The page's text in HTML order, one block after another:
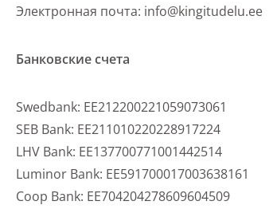
Электронная почта: info@kingitudelu.ee
Банковские счета
Swedbank: EE212200221059073061
SEB Bank: EE211010220228917224
LHV Bank: EE137700771001442514
Luminor Bank: EE591700017003638161
Coop Bank: EE704204278609604509